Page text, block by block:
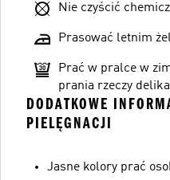
Nie czyścić
Prasować letnim
Prać w pralce w
prania rzeczy
DODATKOWE
PIELĘGNACJI
Jasne kolory prać